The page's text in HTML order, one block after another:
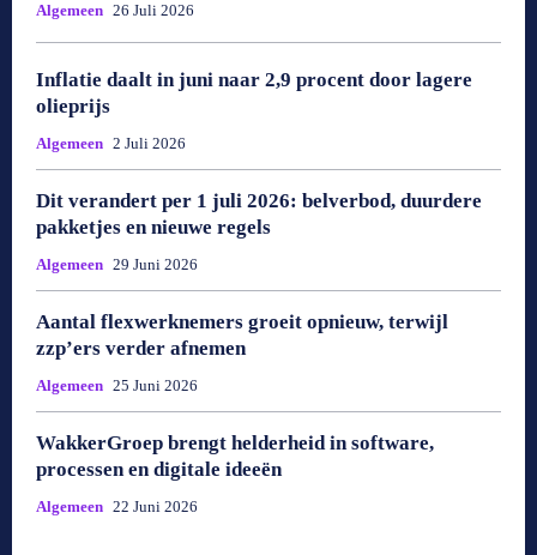
Algemeen 26 Juli 2026
Inflatie daalt in juni naar 2,9 procent door lagere
olieprijs
Algemeen 2 Juli 2026
Dit verandert per 1 juli 2026: belverbod, duurdere
pakketjes en nieuwe regels
Algemeen 29 Juni 2026
Aantal flexwerknemers groeit opnieuw, terwijl
zzp’ers verder afnemen
Algemeen 25 Juni 2026
WakkerGroep brengt helderheid in software,
processen en digitale ideeën
Algemeen 22 Juni 2026